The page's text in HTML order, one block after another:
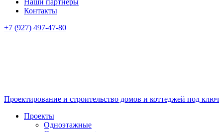
Наши партнеры
Контакты
+7 (927) 497-47-80
Проектирование и строительство домов и коттеджей под ключ
Проекты
Одноэтажные